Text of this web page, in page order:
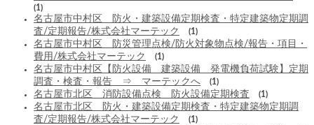
(1)
名古屋市中村区 防火・建築設備定期検査・特定建築物定期調
査/定期報告/株式会社マーテック
(1)
名古屋市中村区 防災管理点検/防火対象物点検/報告・項目・
費用/株式会社マーテック
(1)
名古屋市中村区【防火設備 建築設備 発電機負荷試験】定期
調査・検査・報告 ⇒ マーテックへ
(1)
名古屋市北区 消防設備点検 防火設備定期検査 (1)
名古屋市北区 防火・建築設備定期検査・特定建築物定期調
査/定期報告/株式会社マーテック
(1)